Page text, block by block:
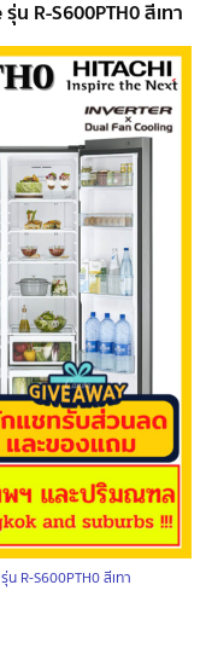
น R-S600PTH0 สีเทา
R-S600PTH0 สีเทา